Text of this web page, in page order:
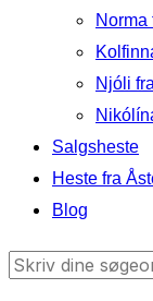
Norma
Njóli
Salgsheste
Heste fra
Blog
Søg